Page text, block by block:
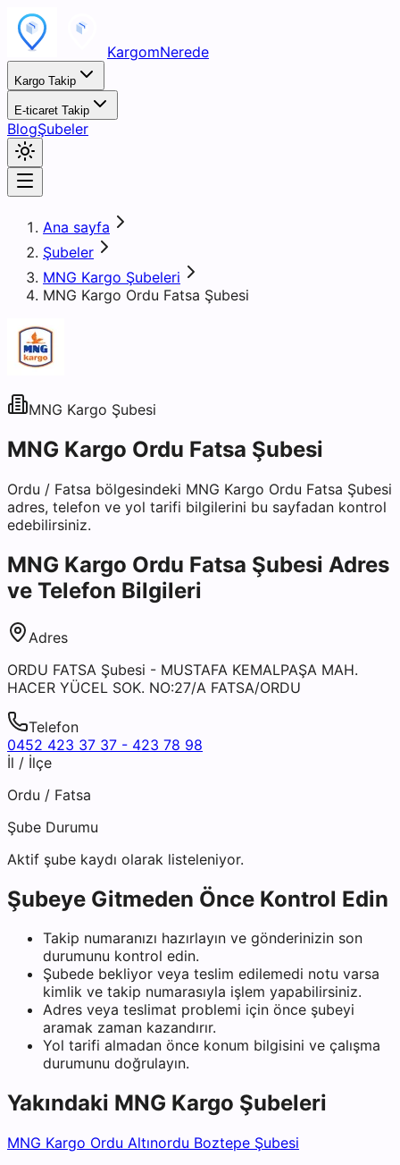
KargomNerede
Kargo Takip
E-ticaret Takip
BlogŞubeler
Ana sayfa
Şubeler
MNG Kargo Şubeleri
MNG Kargo Ordu Fatsa Şubesi
MNG Kargo Şubesi
MNG Kargo Ordu Fatsa Şubesi
Ordu / Fatsa bölgesindeki MNG Kargo Ordu Fatsa Şubesi
adres, telefon ve yol tarifi bilgilerini bu sayfadan kontrol
edebilirsiniz.
MNG Kargo Ordu Fatsa Şubesi Adres
ve Telefon Bilgileri
Adres
ORDU FATSA Şubesi - MUSTAFA KEMALPAŞA MAH.
HACER YÜCEL SOK. NO:27/A FATSA/ORDU
Telefon
0452 423 37 37 - 423 78 98
İl / İlçe
Ordu / Fatsa
Şube Durumu
Aktif şube kaydı olarak listeleniyor.
Şubeye Gitmeden Önce Kontrol Edin
Takip numaranızı hazırlayın ve gönderinizin son
durumunu kontrol edin.
Şubede bekliyor veya teslim edilemedi notu varsa
kimlik ve takip numarasıyla işlem yapabilirsiniz.
Adres veya teslimat problemi için önce şubeyi
aramak zaman kazandırır.
Yol tarifi almadan önce konum bilgisini ve çalışma
durumunu doğrulayın.
Yakındaki MNG Kargo Şubeleri
MNG Kargo Ordu Altınordu Boztepe Şubesi